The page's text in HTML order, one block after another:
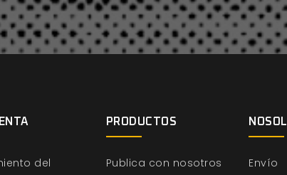
del
PRODUCTOS
Publica con nosotros
Envío